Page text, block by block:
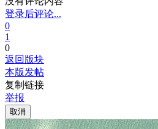
登录后评论...
0
1
0
返回版块
本版发帖
复制链接
举报
取消